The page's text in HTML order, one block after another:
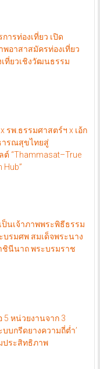
ารท่องเที่ยว เปิด
อาสาสมัครท่องเที่ยว
ที่ยวเชิงวัฒนธรรม
รพ.ธรรมศาสตร์ฯ x เอ้ก
ารณสุขไทยสู่
ต์ “Thammasat–True
Hub”
ป็นเจ้าภาพพระพิธีธรรม
รมศพ สมเด็จพระนาง
ชินีนาถ พระบรมราช
5 หน่วยงานจาก 3
บบกรีดยางความถี่ต่ำ’
ประสิทธิภาพ